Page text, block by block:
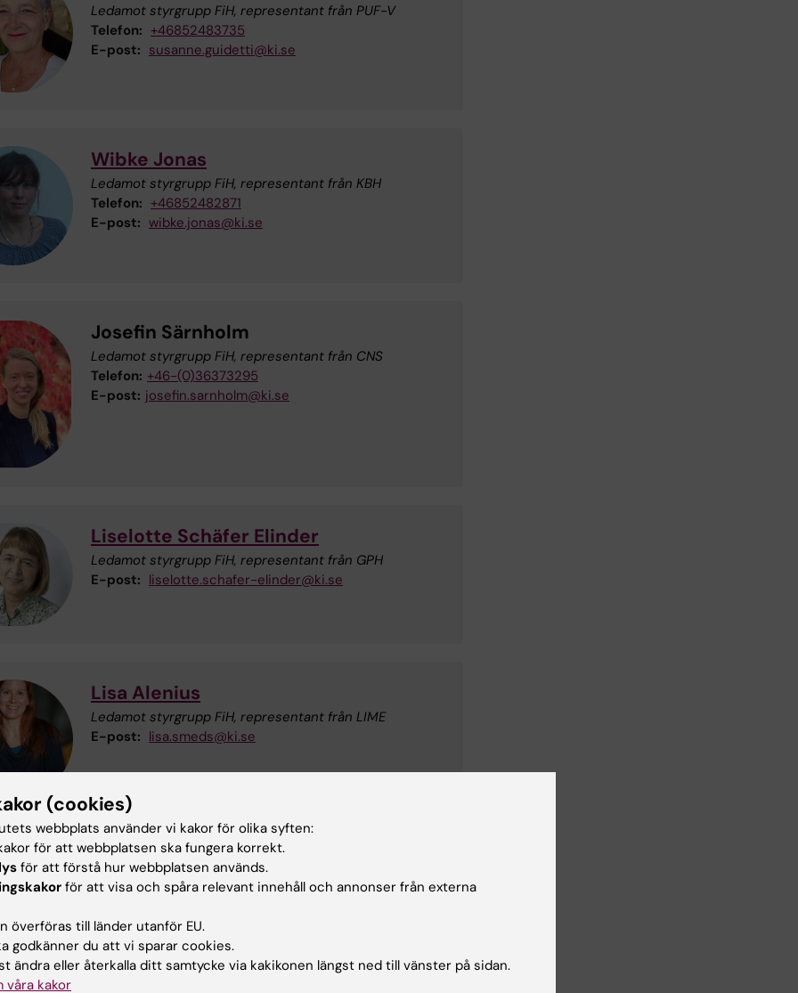
Ledamot styrgrupp FiH, representant från PUF-V
Telefon: +46852483735
E-post: susanne.guidetti@ki.se
Wibke Jonas
Ledamot styrgrupp FiH, representant från KBH
Telefon: +46852482871
E-post: wibke.jonas@ki.se
Josefin Särnholm
Ledamot styrgrupp FiH, representant från CNS
Telefon: +46-(0)36373295
E-post: josefin.sarnholm@ki.se
Liselotte Schäfer Elinder
Ledamot styrgrupp FiH, representant från GPH
E-post: liselotte.schafer-elinder@ki.se
Lisa Alenius
Ledamot styrgrupp FiH, representant från LIME
E-post: lisa.smeds@ki.se
Anna-Karin Welmer
Telefon: +46852488804
E-post: anna-karin.welmer@ki.se
(cookies)
webbplats använder vi kakor för olika syften:
för att webbplatsen ska fungera korrekt.
för att förstå hur webbplatsen används.
för att visa och spåra relevant innehåll och annonser från externa
överföras till länder utanför EU.
godkänner du att vi sparar cookies.
ändra eller återkalla ditt samtycke via kakikonen längst ned till vänster på sidan.
våra kakor